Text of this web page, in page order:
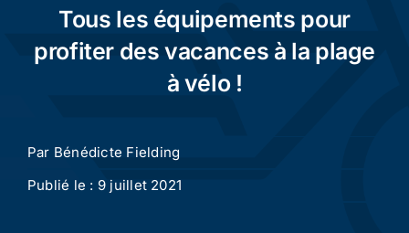
Cyclisme urbain
Conseils
Tous les équipements pour
profiter des vacances à la plage
à vélo !
Par Bénédicte Fielding
Publié le : 9 juillet 2021